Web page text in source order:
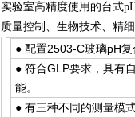
实验室高精度使用的台式
质量控制、生物技术、精
● 配置2503-C玻璃pH
● 符合GLP要求，具有
能。
● 有三种不同的测量模